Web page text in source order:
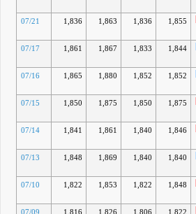
07/21 1,836 1,863 1,836 1,855
07/17 1,861 1,867 1,833 1,844
07/16 1,865 1,880 1,852 1,852
07/15 1,850 1,875 1,850 1,875
07/14 1,841 1,861 1,840 1,846
07/13 1,848 1,869 1,840 1,840
07/10 1,822 1,853 1,822 1,848
07/09 1,816 1,826 1,806 1,822